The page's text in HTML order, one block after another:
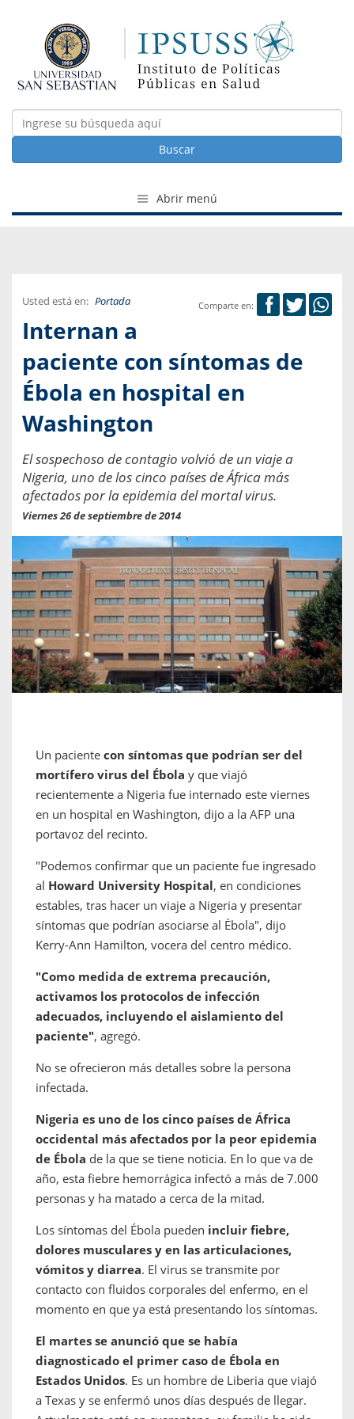
Buscar
Abrir menú
Comparte en:
Usted está en: Portada
Internan a
paciente con síntomas de
Ébola en hospital en
Washington
El sospechoso de contagio volvió de un viaje a
Nigeria, uno de los cinco países de África más
afectados por la epidemia del mortal virus.
Viernes 26 de septiembre de 2014
Un paciente con síntomas que podrían ser del
mortífero virus del Ébola y que viajó
recientemente a Nigeria fue internado este viernes
en un hospital en Washington, dijo a la AFP una
portavoz del recinto.
"Podemos confirmar que un paciente fue ingresado
al Howard University Hospital, en condiciones
estables, tras hacer un viaje a Nigeria y presentar
síntomas que podrían asociarse al Ébola", dijo
Kerry-Ann Hamilton, vocera del centro médico.
"Como medida de extrema precaución,
activamos los protocolos de infección
adecuados, incluyendo el aislamiento del
paciente", agregó.
No se ofrecieron más detalles sobre la persona
infectada.
Nigeria es uno de los cinco países de África
occidental más afectados por la peor epidemia
de Ébola de la que se tiene noticia. En lo que va de
año, esta fiebre hemorrágica infectó a más de 7.000
personas y ha matado a cerca de la mitad.
Los síntomas del Ébola pueden incluir fiebre,
dolores musculares y en las articulaciones,
vómitos y diarrea. El virus se transmite por
contacto con fluidos corporales del enfermo, en el
momento en que ya está presentando los síntomas.
El martes se anunció que se había
diagnosticado el primer caso de Ébola en
Estados Unidos. Es un hombre de Liberia que viajó
a Texas y se enfermó unos días después de llegar.